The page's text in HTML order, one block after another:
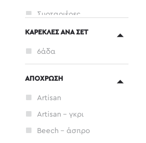
Συρταριέρες
Βιβλιοθήκες
Ερμάρια
Τραπέζια
Gaming
Καρέκλες Επισκέπτη
ΚΑΡΕΚΛΕΣ ΑΝΑ ΣΕΤ
6άδα
ΑΠΟΧΡΩΣΗ
Artisan
Artisan - γκρι
Beech - άσπρο